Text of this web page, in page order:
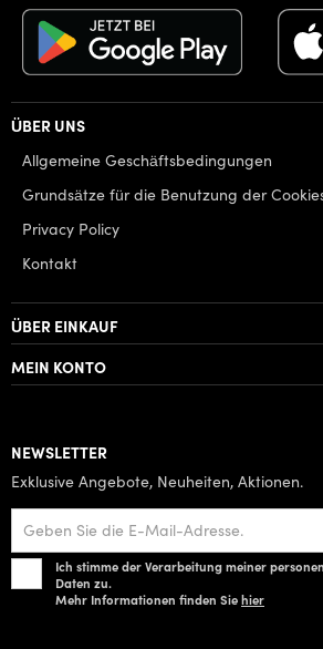
ÜBER UNS
Allgemeine Geschäftsbedingungen
Grundsätze für die Benutzung der
Privacy Policy
Kontakt
ÜBER EINKAUF
MEIN KONTO
NEWSLETTER
Exklusive Angebote, Neuheiten, Aktionen.
Ich stimme der Verarbeitung meiner
Daten zu.
Mehr Informationen finden Siehier